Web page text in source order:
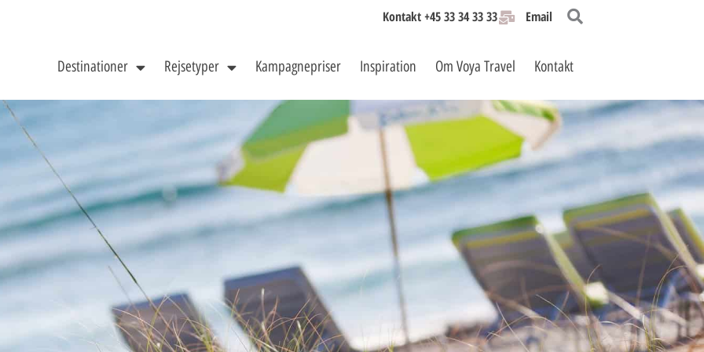
Kontakt +45 33 34 33 33 Email
Destinationer Rejsetyper Kampagnepriser Inspiration Om Voya Travel Kontakt